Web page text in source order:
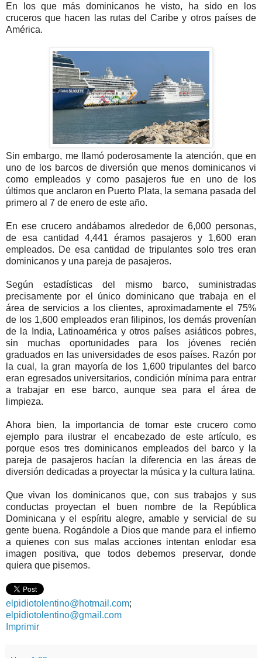
En los que más dominicanos he visto, ha sido en los
cruceros que hacen las rutas del Caribe y otros países de
América.
Sin embargo, me llamó poderosamente la atención, que en
uno de los barcos de diversión que menos dominicanos vi
como empleados y como pasajeros fue en uno de los
últimos que anclaron en Puerto Plata, la semana pasada del
primero al 7 de enero de este año.
En ese crucero andábamos alrededor de 6,000 personas,
de esa cantidad 4,441 éramos pasajeros y 1,600 eran
empleados. De esa cantidad de tripulantes solo tres eran
dominicanos y una pareja de pasajeros.
Según estadísticas del mismo barco, suministradas
precisamente por el único dominicano que trabaja en el
área de servicios a los clientes, aproximadamente el 75%
de los 1,600 empleados eran filipinos, los demás provenían
de la India, Latinoamérica y otros países asiáticos pobres,
sin muchas oportunidades para los jóvenes recién
graduados en las universidades de esos países. Razón por
la cual, la gran mayoría de los 1,600 tripulantes del barco
eran egresados universitarios, condición mínima para entrar
a trabajar en ese barco, aunque sea para el área de
limpieza.
Ahora bien, la importancia de tomar este crucero como
ejemplo para ilustrar el encabezado de este artículo, es
porque esos tres dominicanos empleados del barco y la
pareja de pasajeros hacían la diferencia en las áreas de
diversión dedicadas a proyectar la música y la cultura latina.
Que vivan los dominicanos que, con sus trabajos y sus
conductas proyectan el buen nombre de la República
Dominicana y el espíritu alegre, amable y servicial de su
gente buena. Rogándole a Dios que mande para el infierno
a quienes con sus malas acciones intentan enlodar esa
imagen positiva, que todos debemos preservar, donde
quiera que pisemos.
elpidiotolentino@hotmail.com;
elpidiotolentino@gmail.com
Imprimir